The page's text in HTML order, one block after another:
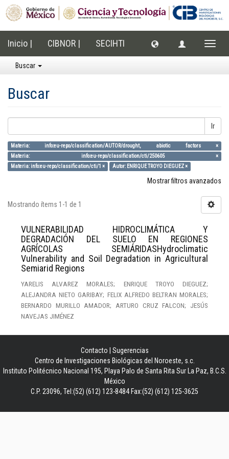
Inicio | CIBNOR | SECIHTI
Buscar
Buscar
Ir
Materia: info:eu-repo/classification/AUTOR/drought, abiotic factors ×
Materia: info:eu-repo/classification/cti/250605 ×
Materia: info:eu-repo/classification/cti/1 ×
Autor: ENRIQUE TROYO DIEGUEZ ×
Mostrar filtros avanzados
Mostrando ítems 1-1 de 1
VULNERABILIDAD HIDROCLIMÁTICA Y
DEGRADACIÓN DEL SUELO EN REGIONES
AGRÍCOLAS SEMIÁRIDASHydroclimatic
Vulnerability and Soil Degradation in Agricultural
Semiarid Regions
YARELIS ALVAREZ MORALES; ENRIQUE TROYO DIEGUEZ;
ALEJANDRA NIETO GARIBAY; FELIX ALFREDO BELTRAN MORALES;
BERNARDO MURILLO AMADOR; ARTURO CRUZ FALCON; JESÚS
NAVEJAS JIMÉNEZ
Contacto
Sugerencias
Centro de Investigaciones Biológicas del Noroeste, s.c.
Instituto Politécnico Nacional 195, Playa Palo de Santa Rita Sur La Paz, B.C.S.
México
C.P. 23096, Tel:(52) (612) 123-8484 Fax:(52) (612) 125-3625